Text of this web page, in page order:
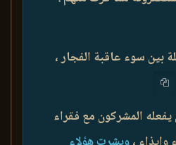
بين سوء عاقبة الفجار ،
المشركون مع فقراء